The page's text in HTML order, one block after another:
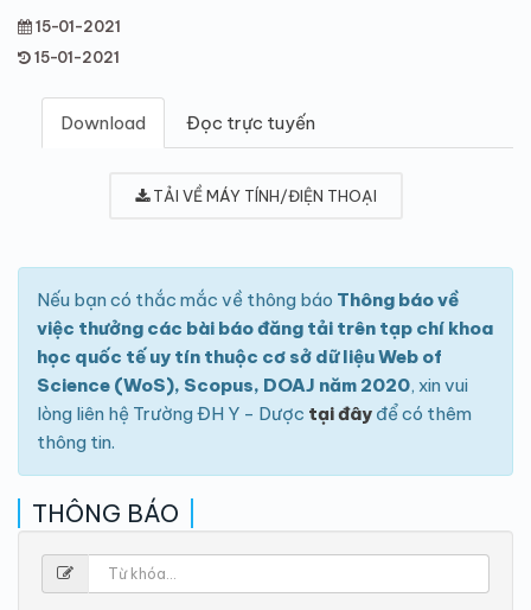
15-01-2021
15-01-2021
Download Đọc trực tuyến
TẢI VỀ MÁY TÍNH/ĐIỆN THOẠI
Nếu bạn có thắc mắc về thông báo Thông báo về
việc thưởng các bài báo đăng tải trên tạp chí khoa
học quốc tế uy tín thuộc cơ sở dữ liệu Web of
Science (WoS), Scopus, DOAJ năm 2020, xin vui
lòng liên hệ Trường ĐH Y - Dược tại đây để có thêm
thông tin.
THÔNG BÁO